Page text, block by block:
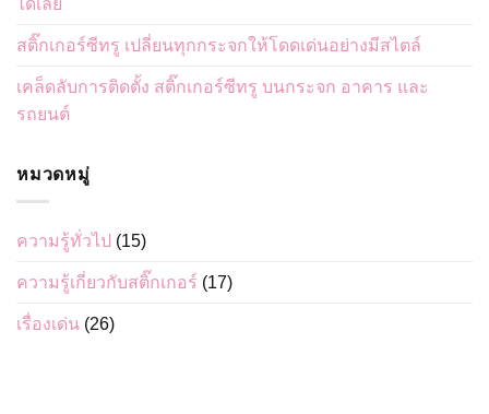
ได้เลย
สติ๊กเกอร์ซีทรู เปลี่ยนทุกกระจกให้โดดเด่นอย่างมีสไตล์
เคล็ดลับการติดตั้ง สติ๊กเกอร์ซีทรู บนกระจก อาคาร และ
รถยนต์
หมวดหมู่
ความรู้ทั่วไป (15)
ความรู้เกี่ยวกับสติ๊กเกอร์ (17)
เรื่องเด่น (26)